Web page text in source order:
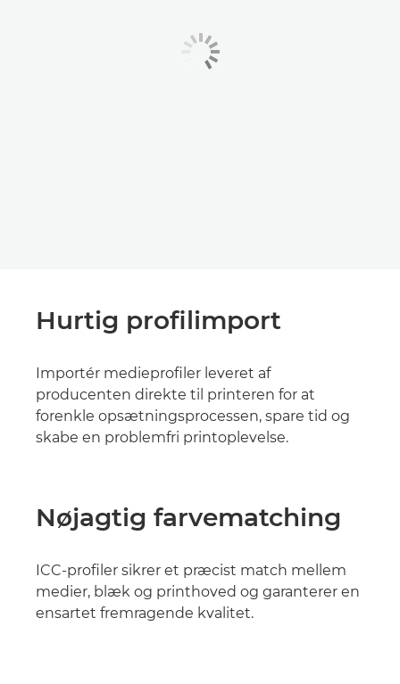
Hurtig profilimport
Importér medieprofiler leveret af
producenten direkte til printeren for at
forenkle opsætningsprocessen, spare tid og
skabe en problemfri printoplevelse.
Nøjagtig farvematching
ICC-profiler sikrer et præcist match mellem
medier, blæk og printhoved og garanterer en
ensartet fremragende kvalitet.